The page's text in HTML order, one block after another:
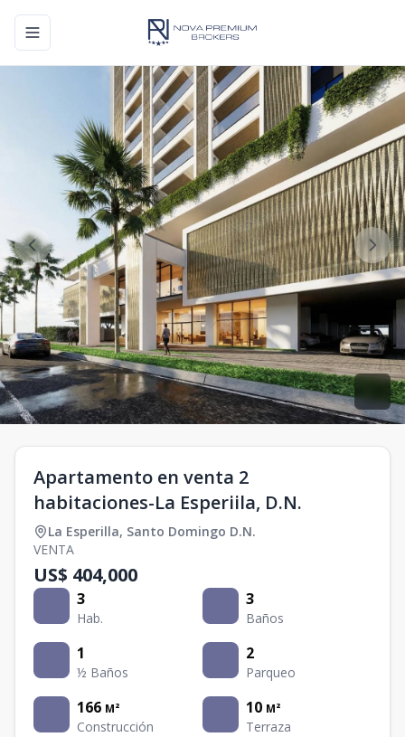
Toggle navigation menu
Apartamento en venta 2
habitaciones-La Esperiila, D.N.
La Esperilla, Santo Domingo D.N.
VENTA
US$ 404,000
3
Hab.
3
Baños
1
½ Baños
2
Parqueo
166 M²
Construcción
10 M²
Terraza